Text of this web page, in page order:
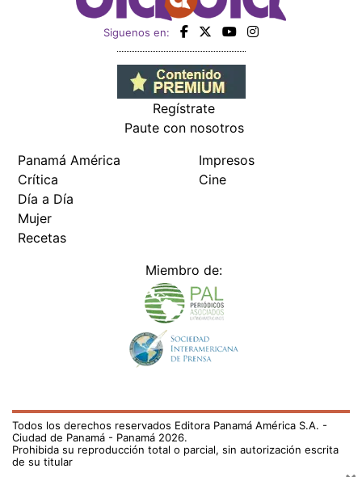
Siguenos en:
Regístrate
Paute con nosotros
Panamá América
Crítica
Día a Día
Mujer
Recetas
Impresos
Cine
Miembro de:
Todos los derechos reservados Editora Panamá América S.A. -
Ciudad de Panamá - Panamá 2026.
Prohibida su reproducción total o parcial, sin autorización escrita
de su titular